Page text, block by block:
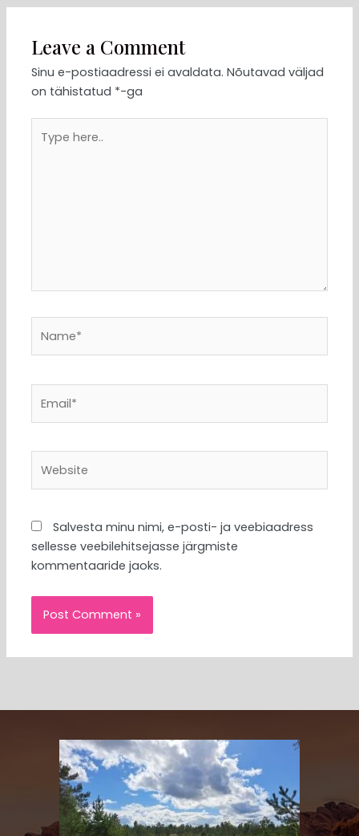
Leave a Comment
Sinu e-postiaadressi ei avaldata. Nõutavad väljad
on tähistatud *-ga
here..
Salvesta minu nimi, e-posti- ja veebiaadress
sellesse veebilehitsejasse järgmiste
kommentaaride jaoks.